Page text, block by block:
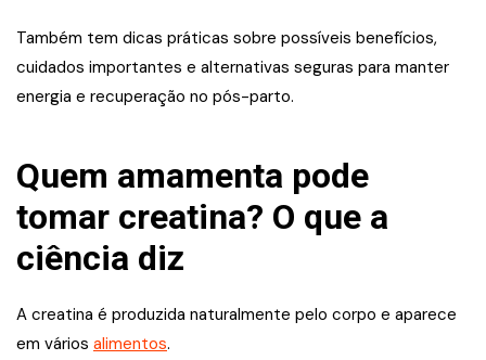
Também tem dicas práticas sobre possíveis benefícios,
cuidados importantes e alternativas seguras para manter
energia e recuperação no pós-parto.
Quem amamenta pode
tomar creatina? O que a
ciência diz
A creatina é produzida naturalmente pelo corpo e aparece
em vários alimentos.